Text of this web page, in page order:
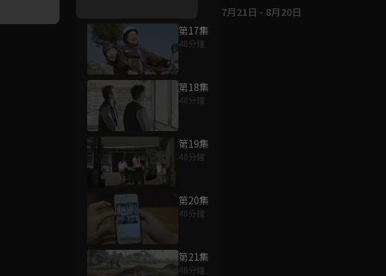
第17集
48分鐘
第18集
48分鐘
第19集
48分鐘
第20集
48分鐘
第21集
48分鐘
7月21日 - 8月20日